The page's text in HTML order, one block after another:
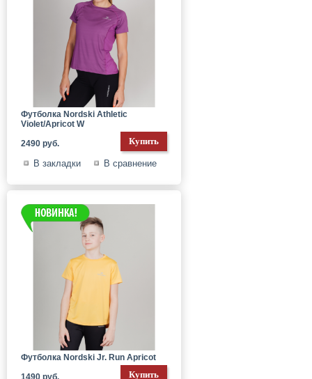
Футболка Nordski Athletic
Violet/Apricot W
2490 руб.
В закладки В сравнение
Футболка Nordski Jr. Run Apricot